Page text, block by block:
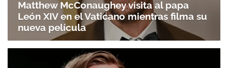
Matthew McConaughey visita al papa
León XIV en el Vaticano mientras filma su
nueva película